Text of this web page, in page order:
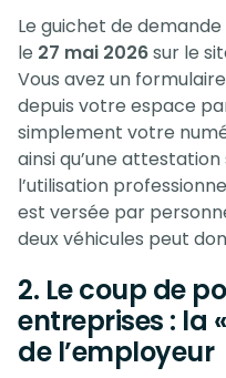
Le guichet de
le 27 mai 2026sur le
Vous avez un
depuis votre espace
simplement votre
ainsi qu’une
l’utilisation
est versée par
deux véhicules peut
2. Le coup de
entreprises : la
de l’employeur